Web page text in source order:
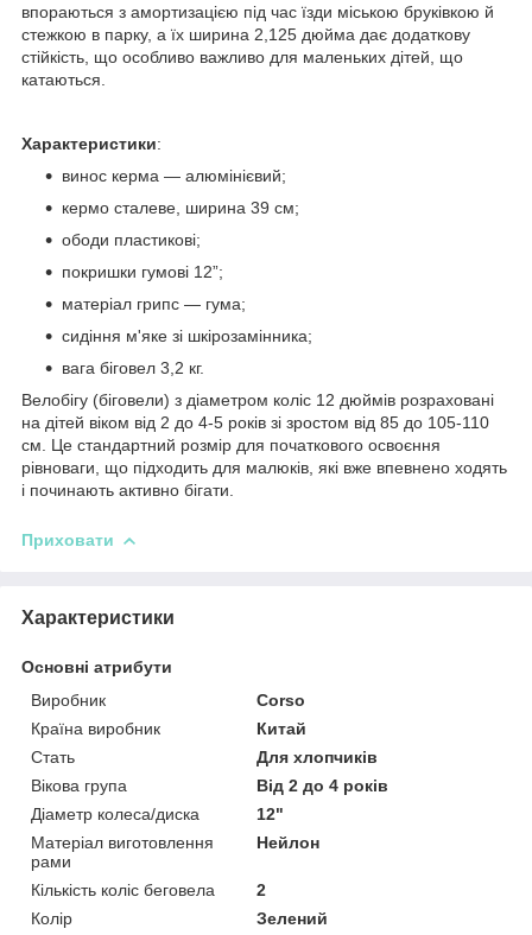
впораються з амортизацією під час їзди міською бруківкою й
стежкою в парку, а їх ширина 2,125 дюйма дає додаткову
стійкість, що особливо важливо для маленьких дітей, що
катаються.
Характеристики:
винос керма — алюмінієвий;
кермо сталеве, ширина 39 см;
ободи пластикові;
покришки гумові 12”;
матеріал грипс — гума;
сидіння м'яке зі шкірозамінника;
вага біговел 3,2 кг.
Велобігу (біговели) з діаметром коліс 12 дюймів розраховані
на дітей віком від 2 до 4-5 років зі зростом від 85 до 105-110
см. Це стандартний розмір для початкового освоєння
рівноваги, що підходить для малюків, які вже впевнено ходять
і починають активно бігати.
Приховати
Характеристики
Основні атрибути
Виробник
Corso
Країна виробник
Китай
Стать
Для хлопчиків
Вікова група
Від 2 до 4 років
Діаметр колеса/диска
12"
Матеріал виготовлення
рами
Нейлон
Кількість коліс беговела
2
Колір
Зелений